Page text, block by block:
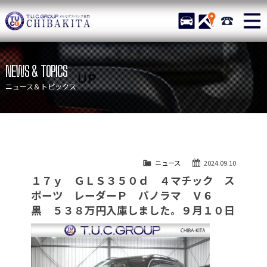
TUCグループ メルセデスベ
STOCK ACCESS 043-
ニュース
在庫リスト
目玉車両一覧
保証＆サービス
アクセスマップ
自動車保険
TUCとは？
リクルート
納車blog
スタッフblog
会社概要
NEWS & TOPICS
ニュース＆トピックス
2024.09.10
ニュース
１７ｙ ＧＬＳ３５０ｄ ４マチック ス
ポーツ レーダーＰ パノラマ Ｖ６
黒 ５３８万円入庫しました。９月１０日